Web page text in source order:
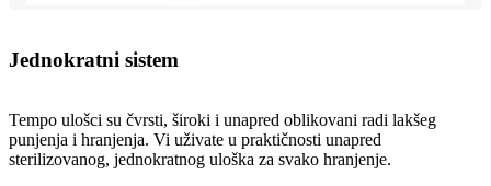
Jednokratni sistem
Tempo ulošci su čvrsti, široki i unapred oblikovani radi lakšeg
punjenja i hranjenja. Vi uživate u praktičnosti unapred
sterilizovanog, jednokratnog uloška za svako hranjenje.